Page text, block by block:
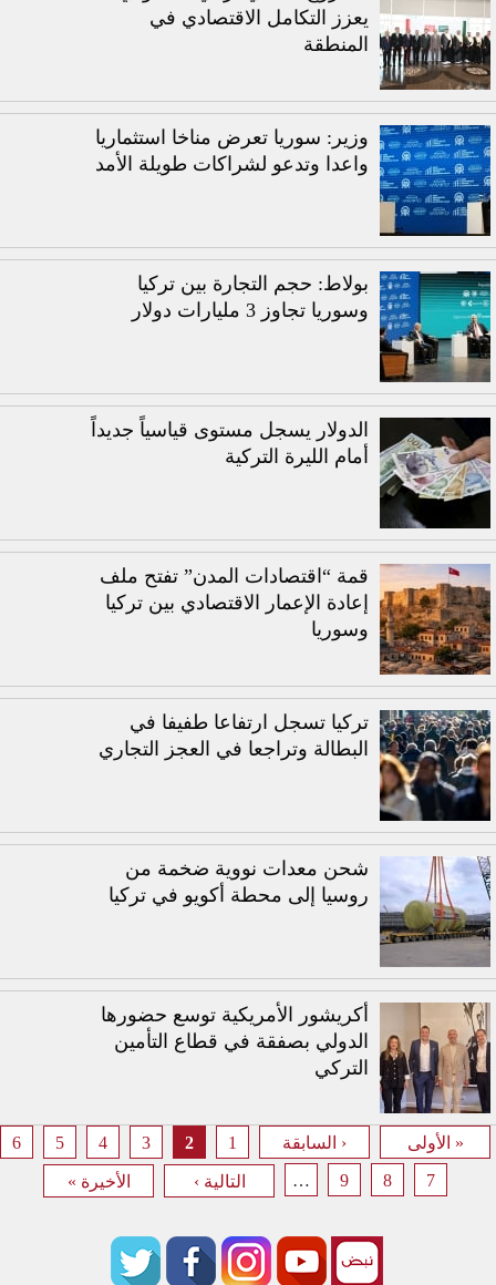
يعزز التكامل الاقتصادي في
المنطقة
وزير: سوريا تعرض مناخا استثماريا
واعدا وتدعو لشراكات طويلة الأمد
بولاط: حجم التجارة بين تركيا
وسوريا تجاوز 3 مليارات دولار
الدولار يسجل مستوى قياسياً جديداً
أمام الليرة التركية
قمة “اقتصادات المدن” تفتح ملف
إعادة الإعمار الاقتصادي بين تركيا
وسوريا
تركيا تسجل ارتفاعا طفيفا في
البطالة وتراجعا في العجز التجاري
شحن معدات نووية ضخمة من
روسيا إلى محطة أكويو في تركيا
أكريشور الأمريكية توسع حضورها
الدولي بصفقة في قطاع التأمين
التركي
الصفحات
« الأولى ‹ السابقة 1
2
3
4
5
6
7
8
9
… التالية › الأخيرة »